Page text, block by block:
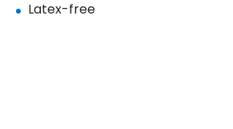
Latex-free